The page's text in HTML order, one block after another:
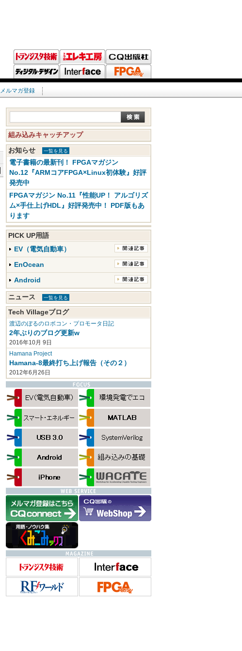
メルマガ登録
組み込みキャッチアップ
お知らせ 一覧を見る
電子書籍の最新刊！ FPGAマガジン
No.12『ARMコアFPGA×Linux初体験』好評
発売中
FPGAマガジン No.11『性能UP！ アルゴリズ
ム×手仕上げHDL』好評発売中！ PDF版もあ
ります
PICK UP用語
EV（電気自動車）
EnOcean
Android
ニュース 一覧を見る
Tech Villageブログ
渡辺のぼるのロボコン・プロモータ日記
2年ぶりのブログ更新w
2016年10月 9日
Hamana Project
Hamana-8最終打ち上げ報告（その２）
2012年6月26日